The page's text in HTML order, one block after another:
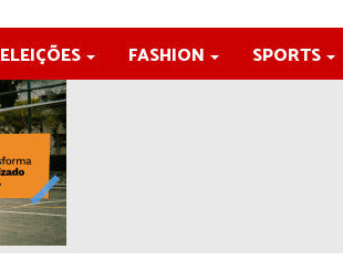
ELEIÇÕES FASHION SPORTS